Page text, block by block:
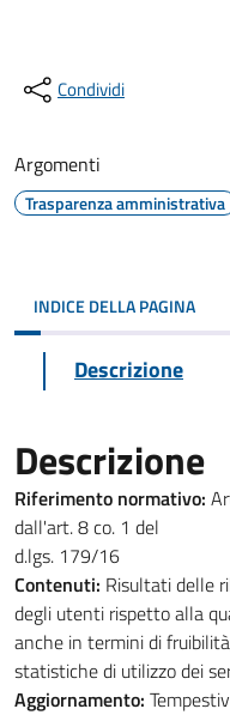
Condividi
Argomenti
Trasparenza amministrativa
INDICE DELLA PAGINA
Descrizione
Descrizione
Riferimento normativo:
dall'art. 8 co. 1 del
d.lgs. 179/16
Contenuti: Risultati delle
degli utenti rispetto alla
anche in termini di
statistiche di utilizzo dei
Aggiornamento: